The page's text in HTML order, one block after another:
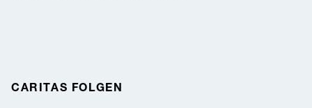
CARITAS FOLGEN